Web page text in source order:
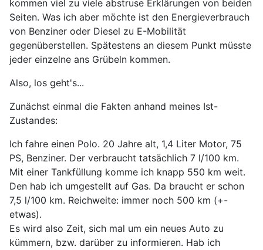
kommen viel zu viele abstruse Erklärungen von beiden
Seiten. Was ich aber möchte ist den Energieverbrauch
von Benziner oder Diesel zu E-Mobilität
gegenüberstellen. Spätestens an diesem Punkt müsste
jeder einzelne ans Grübeln kommen.
Also, los geht's...
Zunächst einmal die Fakten anhand meines Ist-
Zustandes:
Ich fahre einen Polo. 20 Jahre alt, 1,4 Liter Motor, 75
PS, Benziner. Der verbraucht tatsächlich 7 l/100 km.
Mit einer Tankfüllung komme ich knapp 550 km weit.
Den hab ich umgestellt auf Gas. Da braucht er schon
7,5 l/100 km. Reichweite: immer noch 500 km (+-
etwas).
Es wird also Zeit, sich mal um ein neues Auto zu
kümmern, bzw. darüber zu informieren. Hab ich